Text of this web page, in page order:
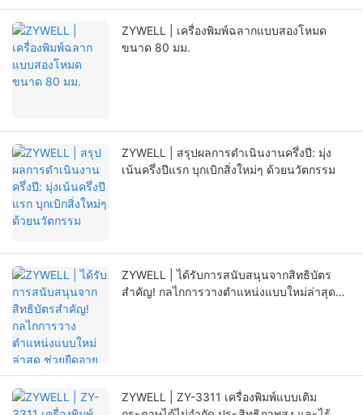
ZYWELL | เครื่องพิมพ์ฉลากแบบสองโหมด
ขนาด 80 มม.
ZYWELL | สรุปผลการดำเนินงานครึ่งปี: มุ่ง
เน้นครึ่งปีแรก บุกเบิกสิ่งใหม่ๆ ด้วยนวัตกรรม
ZYWELL | ได้รับการสนับสนุนจากสิทธิบัตร
สำคัญ! กลไกการวางตำแหน่งแบบใหม่ล่าสุด
ZYWELL | ZY-3311 เครื่องพิมพ์แบบเติม